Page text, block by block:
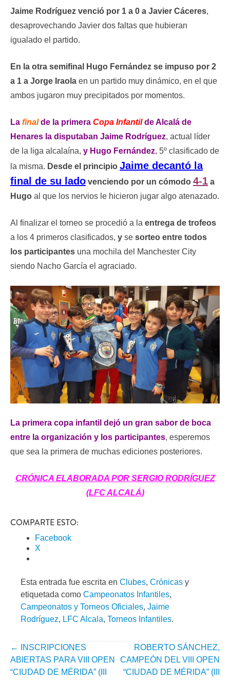
Jaime Rodríguez venció por 1 a 0 a Javier Cáceres,
desaprovechando Javier dos faltas que hubieran
igualado el partido.
En la otra semifinal Hugo Fernández se impuso por 2
a 1 a Jorge Iraola en un partido muy dinámico, en el que
ambos jugaron muy precipitados por momentos.
La finalde la primera Copa Infantilde Alcalá de
Henares la disputaban Jaime Rodríguez, actual líder
de la liga alcalaína, y Hugo Fernández, 5º clasificado de
la misma. Desde el principio Jaime decantó la
final de su lado venciendo por un cómodo 4-1 a
Hugo al que los nervios le hicieron jugar algo atenazado.
Al finalizar el torneo se procedió a la entrega de trofeos
a los 4 primeros clasificados, y se sorteo entre todos
los participantes una mochila del Manchester City
siendo Nacho García el agraciado.
La primera copa infantil dejó un gran sabor de boca
entre la organización y los participantes, esperemos
que sea la primera de muchas ediciones posteriores.
CRÓNICA ELABORADA POR SERGIO RODRÍGUEZ
(LFC ALCALÁ)
COMPARTE ESTO:
Facebook
X
Esta entrada fue escrita en Clubes, Crónicas y
etiquetada como Campeonatos Infantiles,
Campeonatos y Torneos Oficiales, Jaime
Rodríguez, LFC Alcala, Torneos Infantiles.
NAVEGACIÓN
POR
←
INSCRIPCIONES
ABIERTAS PARA VIII OPEN
“CIUDAD DE MÉRIDA” (III
ROBERTO SÁNCHEZ,
CAMPEÓN DEL VIII OPEN
“CIUDAD DE MÉRIDA” (III